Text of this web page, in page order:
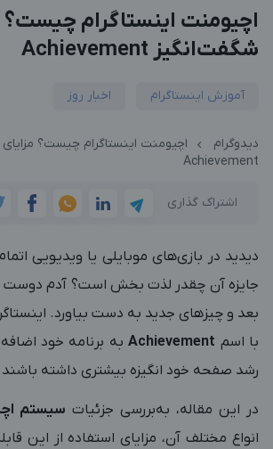
اچیومنت اینستاگرام چیست؟
شگفت‌انگیز Achievement
آموزش اینستاگرام اخبار روز
دیدوگرام
اچیومنت اینستاگرام چیست؟
Achievement
اشتراک گذاری
دیدید در بازی‌های موبایلی یا ویدیویی
جایزه آن چقدر لذت بخش است؟ آدم دوست
بعد و چیزهای جدید به دست بیاورد.
با اسم Achievementبه برنامه خود اضافه
رشد صفحه خود انگیزه بیشتری داشته باشند.
در این مقاله، به‌بررسی جزئیات سیستم
انواع مختلف آن، مزایای استفاده از این